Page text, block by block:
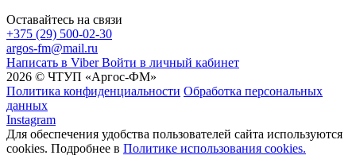
Оставайтесь на связи
+375 (29) 500-02-30
argos-fm@mail.ru
Написать в Viber Войти в личный кабинет
2026 © ЧТУП «Аргос-ФМ»
Политика конфиденциальности Обработка персональных
данных
Instagram
Для обеспечения удобства пользователей сайта используются
cookies. Подробнее в Политике использования cookies.